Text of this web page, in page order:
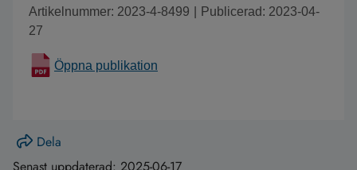
Artikelnummer: 2023-4-8499
Publicerad: 2023-04-
27
Öppna publikation
Dela